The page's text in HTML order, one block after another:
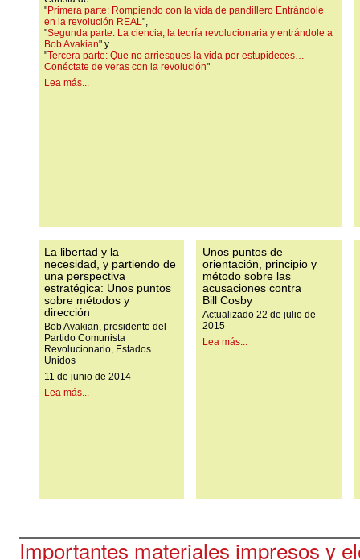
"Primera parte: Rompiendo con la vida de pandillero Entrándole
en la revolución REAL",
"Segunda parte: La ciencia, la teoría revolucionaria y entrándole a
Bob Avakian" y
"Tercera parte: Que no arriesgues la vida por estupideces…
Conéctate de veras con la revolución"
Lea más...
La libertad y la
necesidad, y partiendo de
una perspectiva
estratégica: Unos puntos
sobre métodos y
dirección
Bob Avakian, presidente del
Partido Comunista
Revolucionario, Estados
Unidos
11 de junio de 2014
Lea más...
Unos puntos de
orientación, principio y
método sobre las
acusaciones contra
Bill Cosby
Actualizado 22 de julio de
2015
Lea más...
Importantes materiales impresos y